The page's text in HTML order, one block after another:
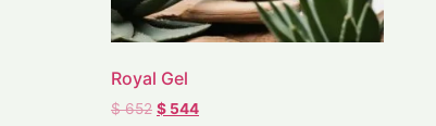
Royal Gel
$652 $ 544